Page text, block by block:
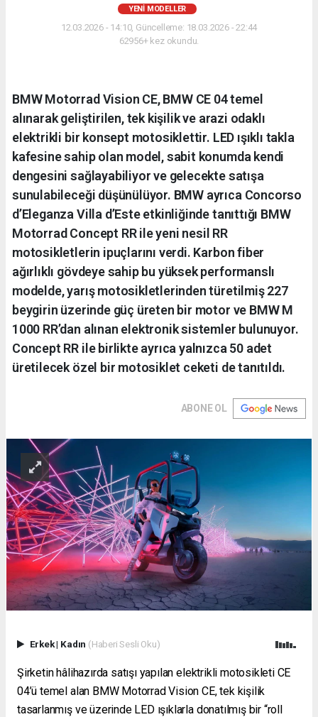
YENI MODELLER
12.03.2026 - 14:10, Güncelleme: 18.03.2026 - 22:44
62956+ kez okundu.
BMW Motorrad Vision CE, BMW CE 04 temel
alınarak geliştirilen, tek kişilik ve arazi odaklı
elektrikli bir konsept motosiklettir. LED ışıklı takla
kafesine sahip olan model, sabit konumda kendi
dengesini sağlayabiliyor ve gelecekte satışa
sunulabileceği düşünülüyor. BMW ayrıca Concorso
d’Eleganza Villa d’Este etkinliğinde tanıttığı BMW
Motorrad Concept RR ile yeni nesil RR
motosikletlerin ipuçlarını verdi. Karbon fiber
ağırlıklı gövdeye sahip bu yüksek performanslı
modelde, yarış motosikletlerinden türetilmiş 227
beygirin üzerinde güç üreten bir motor ve BMW M
1000 RR’dan alınan elektronik sistemler bulunuyor.
Concept RR ile birlikte ayrıca yalnızca 50 adet
üretilecek özel bir motosiklet ceketi de tanıtıldı.
ABONE OL
Erkek| Kadın (Haberi Sesli Oku)
Şirketin hâlihazırda satışı yapılan elektrikli motosikleti CE
04’ü temel alan BMW Motorrad Vision CE, tek kişilik
tasarlanmış ve üzerinde LED ışıklarla donatılmış bir “roll